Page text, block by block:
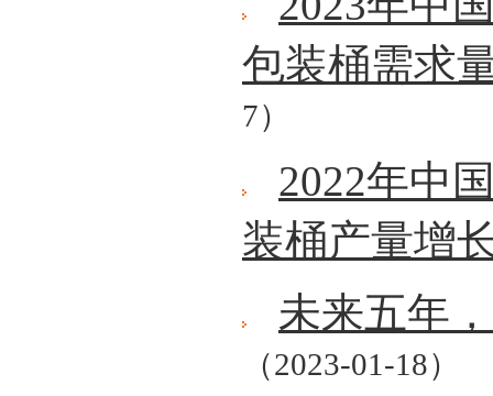
包装桶需求
7）
2022年中
装桶产量增
未来五年
（2023-01-18）